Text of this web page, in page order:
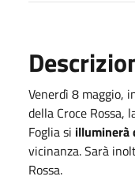
Venerdì 8 maggio,
della Croce Rossa,
Foglia si illuminerà
vicinanza. Sarà
Rossa.